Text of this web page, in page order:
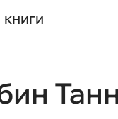
КНИГИ